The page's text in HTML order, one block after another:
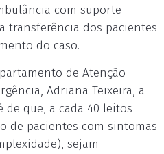
com suporte
transferência dos pacientes
do caso.
de Atenção
Adriana Teixeira, a
de que, a cada 40 leitos
de pacientes com sintomas
sejam